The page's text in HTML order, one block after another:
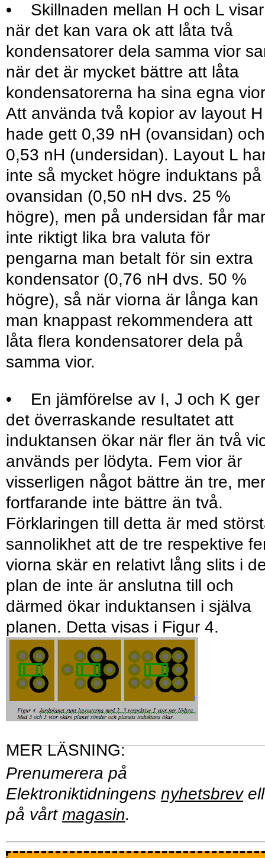
• Skillnaden mellan H och L visar
när det kan vara ok att låta två
kondensatorer dela samma vior
när det är mycket bättre att låta
kondensatorerna ha sina egna
Att använda två kopior av layout H
hade gett 0,39 nH (ovansidan) och
0,53 nH (undersidan). Layout L
inte så mycket högre induktans på
ovansidan (0,50 nH dvs. 25 %
högre), men på undersidan får
inte riktigt lika bra valuta för
pengarna man betalt för sin extra
kondensator (0,76 nH dvs. 50 %
högre), så när viorna är långa kan
man knappast rekommendera att
låta flera kondensatorer dela på
samma vior.
• En jämförelse av I, J och K ger
det överraskande resultatet att
induktansen ökar när fler än två
används per lödyta. Fem vior är
visserligen något bättre än tre,
fortfarande inte bättre än två.
Förklaringen till detta är med
sannolikhet att de tre respektive
viorna skär en relativt lång slits i
plan de inte är anslutna till och
därmed ökar induktansen i själva
planen. Detta visas i Figur 4.
Prenumerera på
Elektroniktidningens nyhetsbrev
på vårt magasin.